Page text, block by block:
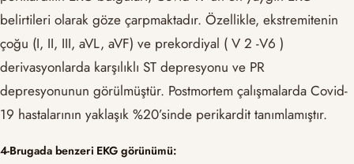
belirtileri olarak göze çarpmaktadır. Özellikle, ekstremitenin
çoğu (I, II, III, aVL, aVF) ve prekordiyal ( V 2 -V6 )
derivasyonlarda karşılıklı ST depresyonu ve PR
depresyonunun görülmüştür. Postmortem çalışmalarda Covid-
19 hastalarının yaklaşık %20’sinde perikardit tanımlamıştır.
4-Brugada benzeri EKG görünümü: